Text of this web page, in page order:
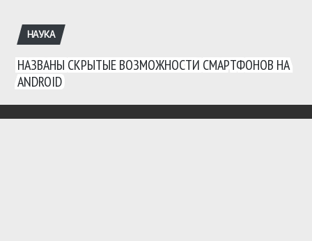
НАУКА
НАЗВАНЫ СКРЫТЫЕ ВОЗМОЖНОСТИ СМАРТФОНОВ НА
ANDROID